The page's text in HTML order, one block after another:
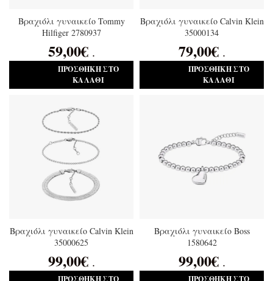
Βραχιόλι γυναικείο Tommy
Hilfiger 2780937
59,00€ .
ΠΡΟΣΘΉΚΗ ΣΤΟ
ΚΑΛΆΘΙ
Βραχιόλι γυναικείο Calvin Klein
35000134
79,00€ .
ΠΡΟΣΘΉΚΗ ΣΤΟ
ΚΑΛΆΘΙ
Βραχιόλι γυναικείο Calvin Klein
35000625
99,00€ .
ΠΡΟΣΘΉΚΗ ΣΤΟ
Βραχιόλι γυναικείο Boss
1580642
99,00€ .
ΠΡΟΣΘΉΚΗ ΣΤΟ